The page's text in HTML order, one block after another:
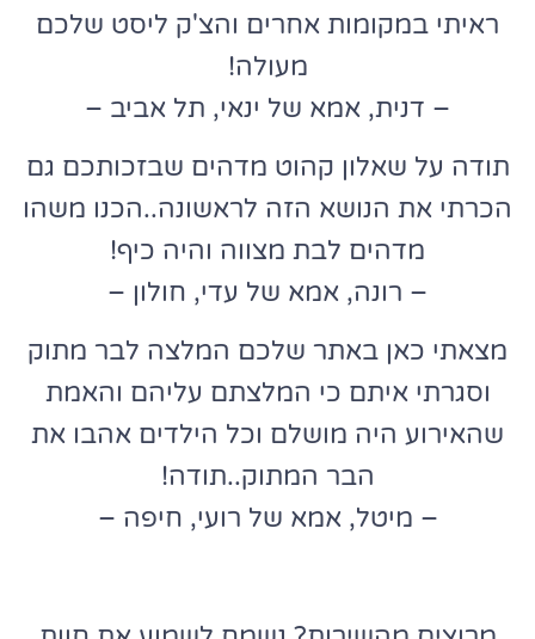
ראיתי במקומות אחרים והצ'ק ליסט שלכם
מעולה!
– דנית, אמא של ינאי, תל אביב –
תודה על שאלון קהוט מדהים שבזכותכם גם
הכרתי את הנושא הזה לראשונה..הכנו משהו
מדהים לבת מצווה והיה כיף!
– רונה, אמא של עדי, חולון –
מצאתי כאן באתר שלכם המלצה לבר מתוק
וסגרתי איתם כי המלצתם עליהם והאמת
שהאירוע היה מושלם וכל הילדים אהבו את
הבר המתוק..תודה!
– מיטל, אמא של רועי, חיפה –